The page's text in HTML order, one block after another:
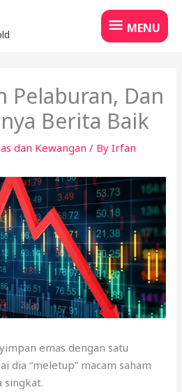
MENU
MENU
Pelaburan, Dan
Berita Baik
dan Kewangan / ByIrfan
emas dengan satu
dia “meletup” macam saham
singkat.